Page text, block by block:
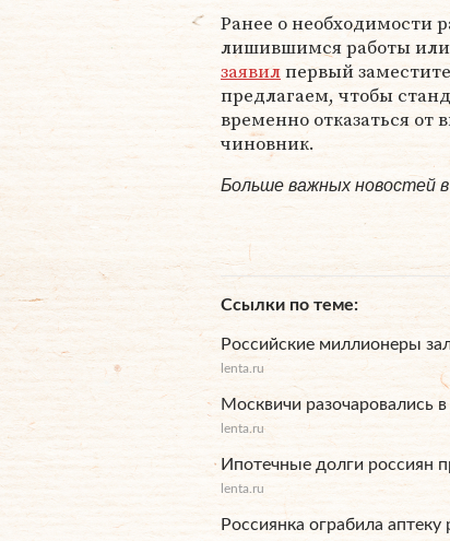
Ранее о необходимости
лишившимся работы или
заявилпервый
предлагаем, чтобы
временно отказаться
чиновник.
Больше важных новостей
Ссылки по теме
Российские миллионеры
lenta.ru
Москвичи разочаровались в
lenta.ru
Ипотечные долги россиян
lenta.ru
Россиянка ограбила аптеку